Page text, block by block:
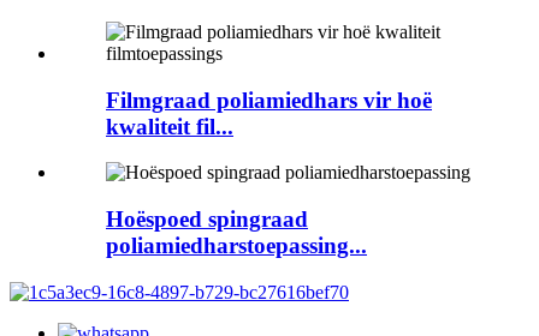
Filmgraad poliamiedhars vir hoë
kwaliteit fil...
Hoëspoed spingraad
poliamiedharstoepassing...